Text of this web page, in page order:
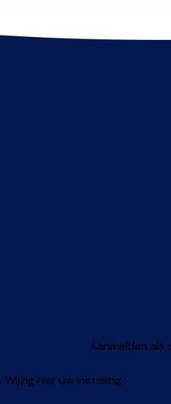
Aanmelden als
hier uw instelling